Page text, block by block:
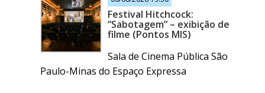
Festival Hitchcock:
“Sabotagem” – exibição de
filme (Pontos MIS)
Sala de Cinema Pública São
Paulo-Minas do Espaço Expressa